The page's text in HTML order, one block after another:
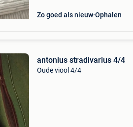
Zo goed als nieuw Ophalen
antonius stradivarius 4/4
Oude viool 4/4